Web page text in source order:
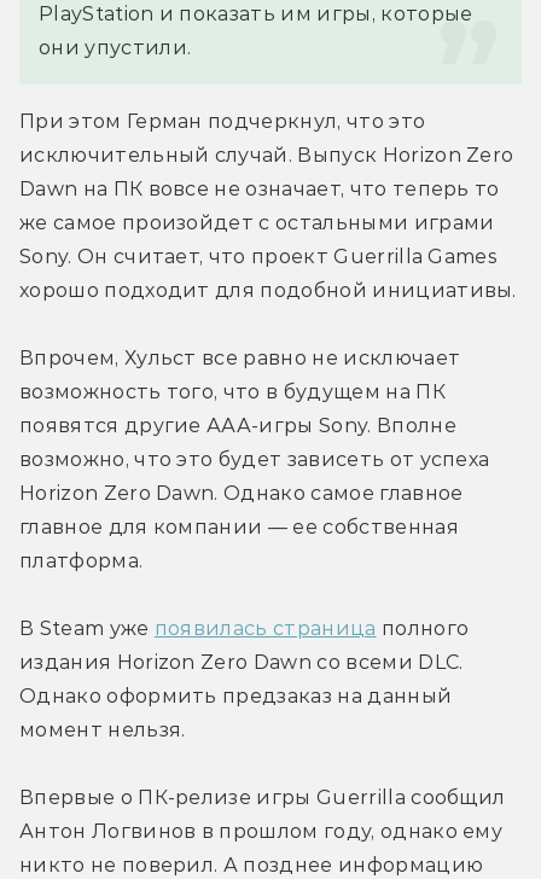
PlayStation и показать им игры, которые
они упустили.
При этом Герман подчеркнул, что это
исключительный случай. Выпуск Horizon Zero
Dawn на ПК вовсе не означает, что теперь то
же самое произойдет с остальными играми
Sony. Он считает, что проект Guerrilla Games
хорошо подходит для подобной инициативы.
Впрочем, Хульст все равно не исключает
возможность того, что в будущем на ПК
появятся другие ААА-игры Sony. Вполне
возможно, что это будет зависеть от успеха
Horizon Zero Dawn. Однако самое главное
главное для компании — ее собственная
платформа.
В Steam уже появилась страница полного
издания Horizon Zero Dawn со всеми DLC.
Однако оформить предзаказ на данный
момент нельзя.
Впервые о ПК-релизе игры Guerrilla сообщил
Антон Логвинов в прошлом году, однако ему
никто не поверил. А позднее информацию